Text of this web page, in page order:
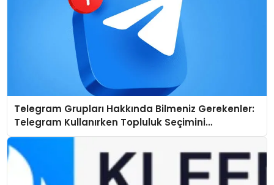
Telegram Grupları Hakkında Bilmeniz Gerekenler:
Telegram Kullanırken Topluluk Seçimini
Kolaylaştırın